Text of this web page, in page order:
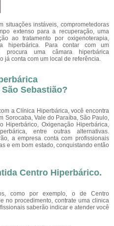
situações instáveis, comprometedoras
extenso para a recuperação, uma
ao tratamento por oxigenoterapia,
hiperbárica. Para contar com um
procura uma câmara hiperbárica
já conta com um local de referência.
Sebastião?
a Clínica Hiperbárica, você encontra
Sorocaba, Vale do Paraíba, São Paulo,
Hiperbárico, Oxigenação Hiperbárica,
entre outras alternativas.
a empresa conta com profissionais
e em bom estado, conquistando então
Centro Hiperbárico.
como por exemplo, o de Centro
no procedimento, contrate uma clinica
saberão indicar e atender você